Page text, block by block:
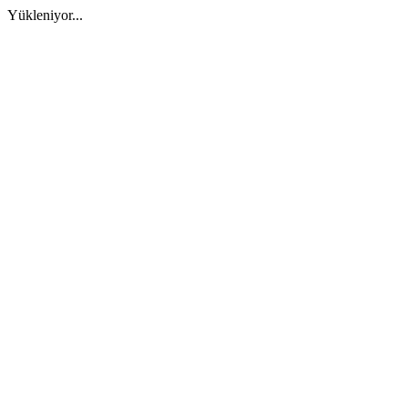
Yükleniyor...